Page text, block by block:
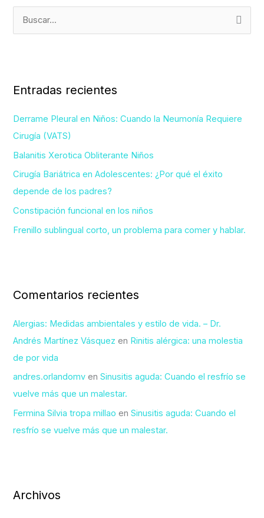
a
p
o
r
:
Entradas recientes
Derrame Pleural en Niños: Cuando la Neumonía Requiere
Cirugía (VATS)
Balanitis Xerotica Obliterante Niños
Cirugía Bariátrica en Adolescentes: ¿Por qué el éxito
depende de los padres?
Constipación funcional en los niños
Frenillo sublingual corto, un problema para comer y hablar.
Comentarios recientes
Alergias: Medidas ambientales y estilo de vida. – Dr.
Andrés Martínez Vásquez en Rinitis alérgica: una molestia
de por vida
andres.orlandomv enSinusitis aguda: Cuando el resfrío se
vuelve más que un malestar.
Fermina Silvia tropa millao enSinusitis aguda: Cuando el
resfrío se vuelve más que un malestar.
Archivos